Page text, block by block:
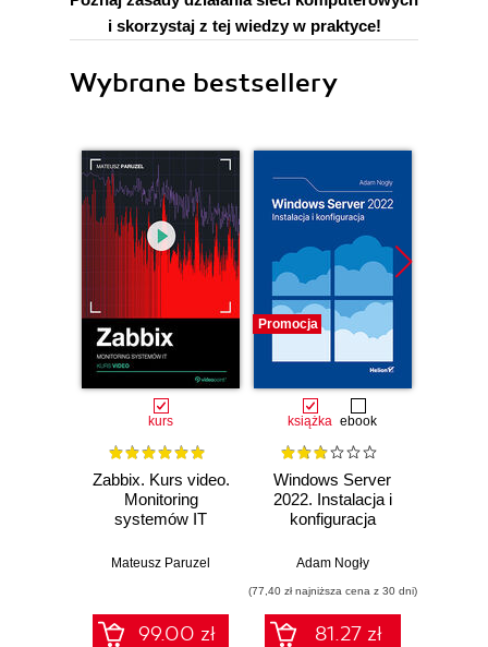
i skorzystaj z tej wiedzy w praktyce!
Wybrane bestsellery
kurs
Zabbix. Kurs video.
Monitoring
systemów IT
Mateusz Paruzel
99.00 zł
Promocja
książka ebook
Windows Server
2022. Instalacja i
konfiguracja
Adam Nogły
(77,40 zł najniższa cena z 30 dni)
81.27 zł